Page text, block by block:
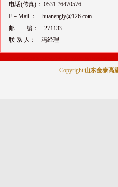
电话(传真)： 0531-76470576
E－Mail ： huanengly@126.com
邮 编： 271133
联 系 人： 冯经理
Copyright:山东金泰高